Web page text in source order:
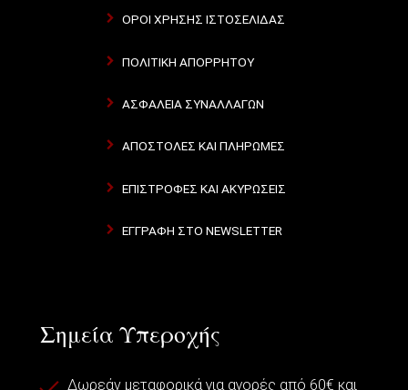
ΌΡΟΙ ΧΡΉΣΗΣ ΙΣΤΟΣΕΛΊΔΑΣ
ΠΟΛΙΤΙΚΉ ΑΠΟΡΡΉΤΟΥ
ΑΣΦΆΛΕΙΑ ΣΥΝΑΛΛΑΓΏΝ
ΑΠΟΣΤΟΛΈΣ ΚΑΙ ΠΛΗΡΩΜΈΣ
ΕΠΙΣΤΡΟΦΈΣ ΚΑΙ ΑΚΥΡΏΣΕΙΣ
ΕΓΓΡΑΦΉ ΣΤΟ NEWSLETTER
Σημεία Υπεροχής
Δωρεάν μεταφορικά για αγορές από 60€ και